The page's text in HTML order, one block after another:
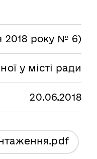
2018 року № 6)
у місті ради
20.06.2018
.pdf